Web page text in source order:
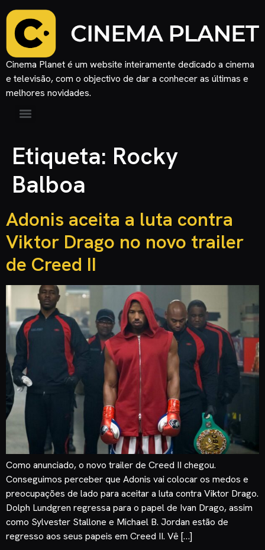
Cinema Planet é um website inteiramente dedicado a cinema
e televisão, com o objectivo de dar a conhecer as últimas e
melhores novidades.
Etiqueta: Rocky
Balboa
Adonis aceita a luta contra
Viktor Drago no novo trailer
de Creed II
Como anunciado, o novo trailer de Creed II chegou.
Conseguimos perceber que Adonis vai colocar os medos e
preocupações de lado para aceitar a luta contra Viktor Drago.
Dolph Lundgren regressa para o papel de Ivan Drago, assim
como Sylvester Stallone e Michael B. Jordan estão de
regresso aos seus papeis em Creed II. Vê […]